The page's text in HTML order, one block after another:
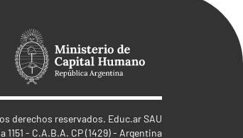
derechos reservados. Educ.ar SAU
1151 - C.A.B.A. CP (1429) - Argentina